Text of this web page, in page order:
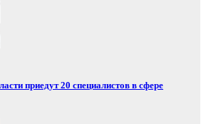
приедут 20 специалистов в сфере